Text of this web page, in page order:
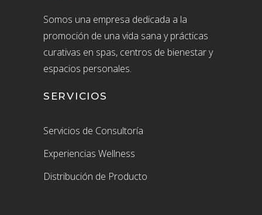
Somos una empresa dedicada a la
promoción de una vida sana y prácticas
curativas en spas, centros de bienestar y
espacios personales.
SERVICIOS
Servicios de Consultoría
Experiencias Wellness
Distribución de Producto